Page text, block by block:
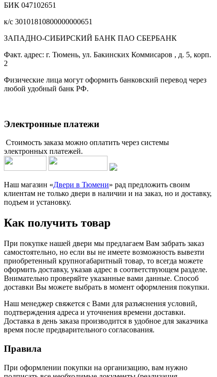
БИК 047102651
к/с 30101810800000000651
ЗАПАДНО-СИБИРСКИЙ БАНК ПАО СБЕРБАНК
Факт. адрес: г. Тюмень, ул. Бакинских Коммисаров , д. 5, корп.
2
Физические лица могут оформить банковский перевод через
любой удобный банк РФ.
Электронные платежи
Стоимость заказа можно оплатить через системы
электронных платежей.
Наш магазин «Двери в Тюмени» рад предложить своим
клиентам не только двери в наличии и на заказ, но и доставку,
подъем и установку.
Как получить товар
При покупке нашей двери мы предлагаем Вам забрать заказ
самостоятельно, но если вы не имеете возможность вывезти
приобретенный крупногабаритный товар, то всегда можете
оформить доставку, указав адрес в соответствующем разделе.
Внимательно проверяйте указанные вами данные. Способ
доставки Вы можете выбрать в момент оформления покупки.
Наш менеджер свяжется с Вами для разъяснения условий,
подтверждения адреса и уточнения времени доставки.
Доставка в день заказа производится в удобное для заказчика
время после предварительного согласования.
Правила
При оформлении покупки на организацию, вам нужно